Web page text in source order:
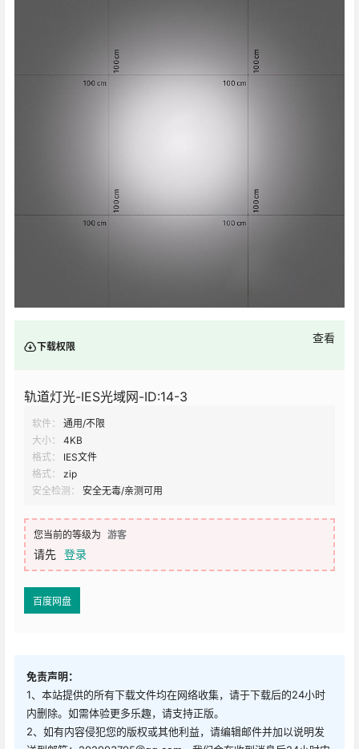
下载权限
查看
轨道灯光-IES光域网-ID:14-3
软件：
通用/不限
大小：
4KB
格式：
IES文件
格式：
zip
安全检测：
安全无毒/亲测可用
您当前的等级为 游客
请先 登录
百度网盘
免责声明：
1、本站提供的所有下载文件均在网络收集，请于下载后的24小时
内删除。如需体验更多乐趣，请支持正版。
2、如有内容侵犯您的版权或其他利益，请编辑邮件并加以说明发